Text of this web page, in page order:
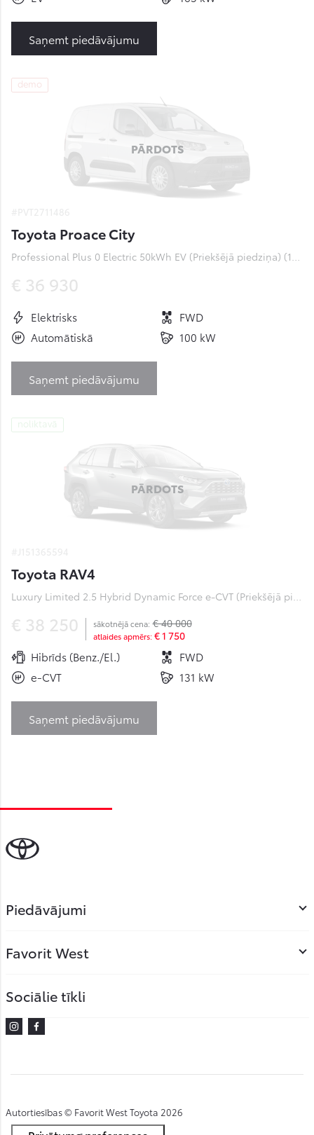
Saņemt piedāvājumu
demo
PĀRDOTS
Toyota Proace City
Professional Plus 0 Electric 50kWh EV (Priekšējā piedziņa) (100 kW)
€ 36 930
Elektrisks
FWD
Automātiskā
100 kW
Saņemt piedāvājumu
noliktavā
PĀRDOTS
Toyota RAV4
Luxury Limited 2.5 Hybrid Dynamic Force e-CVT (Priekšējā piedziņa) (131 kW)
€ 38 250 sākotnējā cena: € 40 000
atlaides apmērs: € 1 750
Hibrīds (Benz./El.)
FWD
e-CVT
131 kW
Saņemt piedāvājumu
Piedāvājumi
Favorit West
Sociālie tīkli
Instagram
Facebook
Autortiesības © Favorit West Toyota 2026